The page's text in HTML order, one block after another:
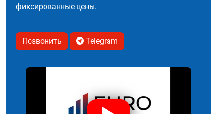
фиксированные цены.
Позвонить Telegram